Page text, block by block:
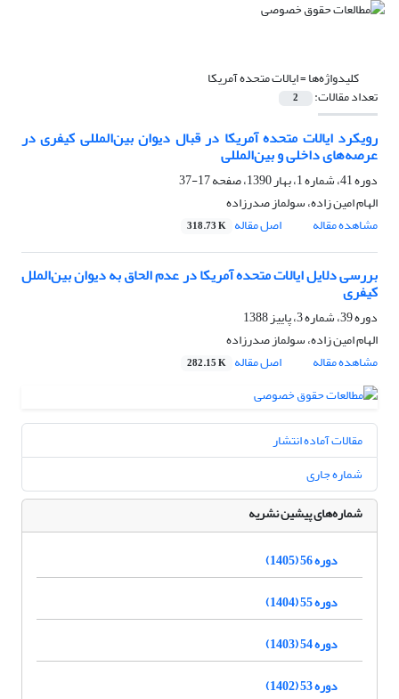
کلیدواژه‌ها =ایالات متحده آمریکا
تعداد مقالات: 2
رویکرد ایالات متحده آمریکا در قبال دیوان بین‌المللی کیفری در
عرصه‌های داخلی و بین‌المللی
دوره 41، شماره 1، بهار 1390، صفحه
17-37
الهام امین زاده، سولماز صدرزاده
مشاهده مقاله
اصل مقاله 318.73 K
بررسی دلایل ایالات متحده آمریکا در عدم الحاق به دیوان ‌بین‌الملل
کیفری
دوره 39، شماره 3، پاییز 1388
الهام امین زاده، سولماز صدرزاده
مشاهده مقاله
اصل مقاله 282.15 K
مقالات آماده انتشار
شماره جاری
شماره‌های پیشین نشریه
دوره 56 (1405)
دوره 55 (1404)
دوره 54 (1403)
دوره 53 (1402)